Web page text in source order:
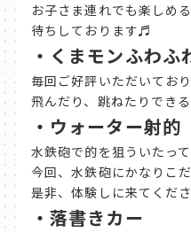
お子さま連れでも楽しめ
待ちしております♬
・くまモンふわふ
毎回ご好評いただいてお
飛んだり、跳ねたりでき
・ウォーター射的
水鉄砲で的を狙ういたっ
今回、水鉄砲にかなりこ
是非、体験しに来てくだ
・落書きカー